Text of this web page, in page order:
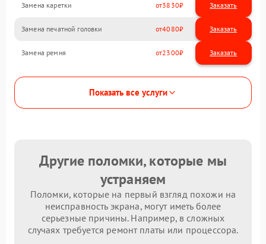
Замена каретки 3830
Замена печатной головки 4080
Замена ремня 2300
Показать все услуги
Другие поломки, которые мы
устраняем
Поломки, которые на первый взгляд похожи на
неисправность экрана, могут иметь более
серьезные причины. Например, в сложных
случаях требуется ремонт платы или процессора.